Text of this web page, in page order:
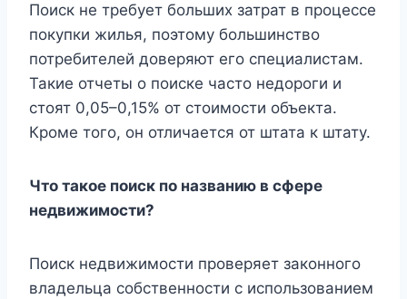
Поиск не требует больших затрат в процессе
покупки жилья, поэтому большинство
потребителей доверяют его специалистам.
Такие отчеты о поиске часто недороги и
стоят 0,05–0,15% от стоимости объекта.
Кроме того, он отличается от штата к штату.
Что такое поиск по названию в сфере
недвижимости?
Поиск недвижимости проверяет законного
владельца собственности с использованием